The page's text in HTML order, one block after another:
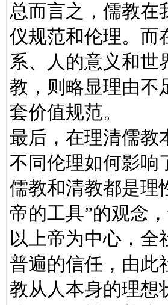
总而言之，儒教在
仪规范和伦理。而
系、人的意义和世
教，则略显理由不
套价值规范。
最后，在理清儒教
不同伦理如何影响
儒教和清教都是理
帝的工具”的观念
以上帝为中心，全
普遍的信任，由此
教从人本身的理想